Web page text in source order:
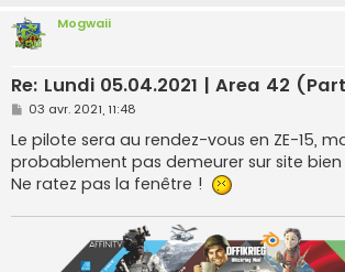
Mogwaii
Re: Lundi 05.04.2021 | Area 42
M
s
s
a
g
e
03 avr. 2021, 11:48
Le pilote sera au rendez-vous en ZE-15,
probablement pas demeurer sur site
Ne ratez pas la fenêtre !